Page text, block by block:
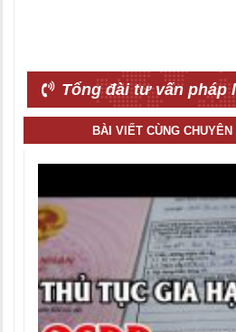
Tổng đài tư vấn pháp
BÀI VIẾT CÙNG